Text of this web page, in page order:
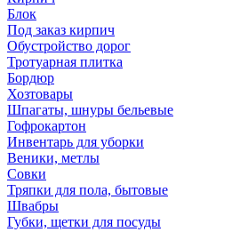
Блок
Под заказ кирпич
Обустройство дорог
Тротуарная плитка
Бордюр
Хозтовары
Шпагаты, шнуры бельевые
Гофрокартон
Инвентарь для уборки
Веники, метлы
Совки
Тряпки для пола, бытовые
Швабры
Губки, щетки для посуды